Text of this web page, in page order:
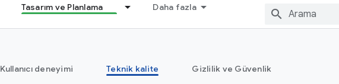
Tasarım ve Planlama Daha fazla
Kullanıcı deneyimi Teknik kalite Gizlilik ve Güvenlik